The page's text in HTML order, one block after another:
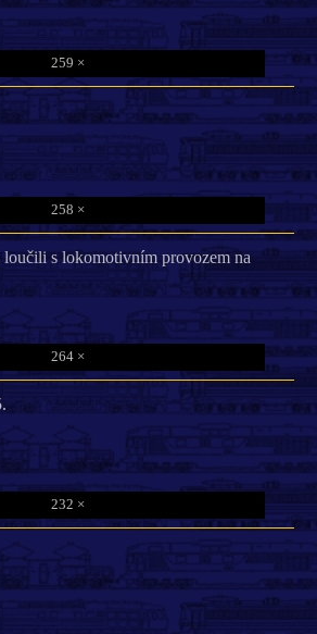
259 ×
258 ×
s lokomotivním provozem na
264 ×
232 ×